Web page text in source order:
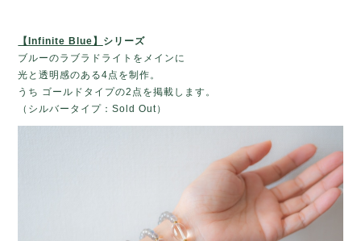
【Infinite Blue】 シリーズ
ブルーのラブラドライトをメインに
光と透明感のある4点を制作。
うち ゴールドタイプの2点を掲載します。
（シルバータイプ：Sold Out）